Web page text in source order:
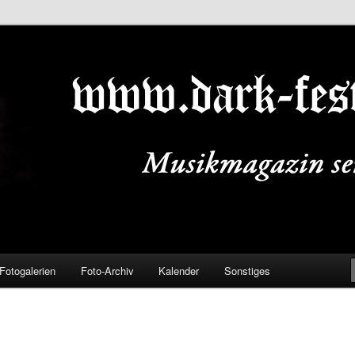
Fotogalerien Foto-Archiv Kalender Sonstiges